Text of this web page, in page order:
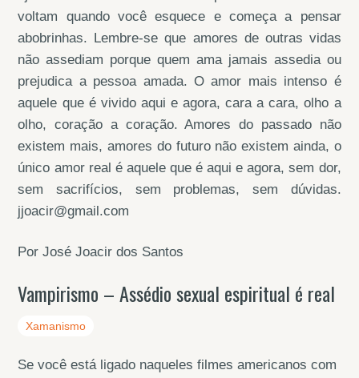
voltam quando você esquece e começa a pensar
abobrinhas. Lembre-se que amores de outras vidas
não assediam porque quem ama jamais assedia ou
prejudica a pessoa amada. O amor mais intenso é
aquele que é vivido aqui e agora, cara a cara, olho a
olho, coração a coração. Amores do passado não
existem mais, amores do futuro não existem ainda, o
único amor real é aquele que é aqui e agora, sem dor,
sem sacrifícios, sem problemas, sem dúvidas.
jjoacir@gmail.com
Por José Joacir dos Santos
Vampirismo – Assédio sexual espiritual é real
Xamanismo
Se você está ligado naqueles filmes americanos com